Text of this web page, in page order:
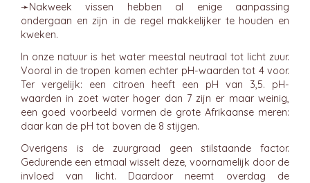
➛Nakweek vissen hebben al enige aanpassing
ondergaan en zijn in de regel makkelijker te houden en
kweken.
In onze natuur is het water meestal neutraal tot licht zuur.
Vooral in de tropen komen echter pH-waarden tot 4 voor.
Ter vergelijk: een citroen heeft een pH van 3,5. pH-
waarden in zoet water hoger dan 7 zijn er maar weinig,
een goed voorbeeld vormen de grote Afrikaanse meren:
daar kan de pH tot boven de 8 stijgen.
Overigens is de zuurgraad geen stilstaande factor.
Gedurende een etmaal wisselt deze, voornamelijk door de
invloed van licht. Daardoor neemt overdag de